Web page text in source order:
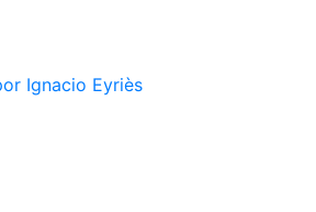
Ignacio Eyriès